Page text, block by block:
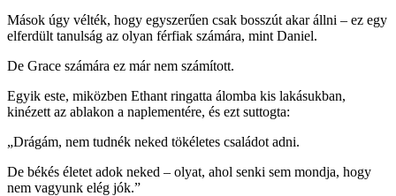
Mások úgy vélték, hogy egyszerűen csak bosszút akar állni – ez egy
elferdült tanulság az olyan férfiak számára, mint Daniel.
De Grace számára ez már nem számított.
Egyik este, miközben Ethant ringatta álomba kis lakásukban,
kinézett az ablakon a naplementére, és ezt suttogta:
„Drágám, nem tudnék neked tökéletes családot adni.
De békés életet adok neked – olyat, ahol senki sem mondja, hogy
nem vagyunk elég jók.”